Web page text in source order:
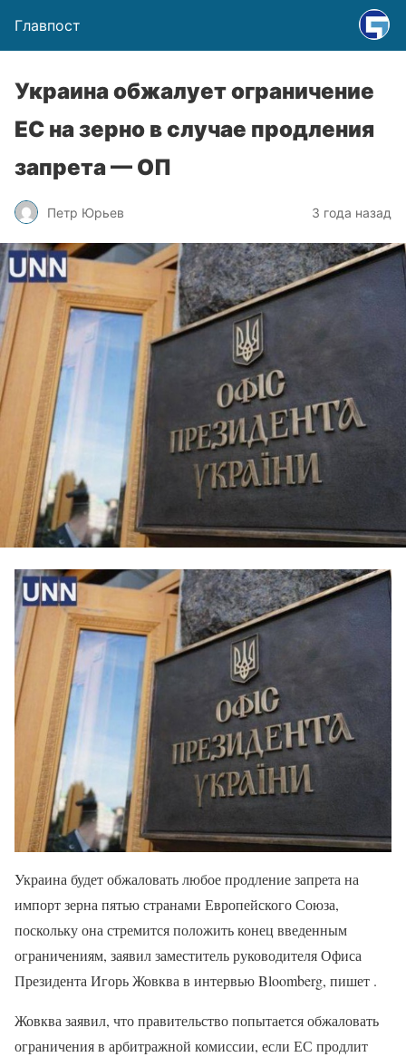
Главпост
Украина обжалует ограничение
ЕС на зерно в случае продления
запрета — ОП
Петр Юрьев 3 года назад
Украина будет обжаловать любое продление запрета на
импорт зерна пятью странами Европейского Союза,
поскольку она стремится положить конец введенным
ограничениям, заявил заместитель руководителя Офиса
Президента Игорь Жовква в интервью Bloomberg, пишет .
Жовква заявил, что правительство попытается обжаловать
ограничения в арбитражной комиссии, если ЕС продлит